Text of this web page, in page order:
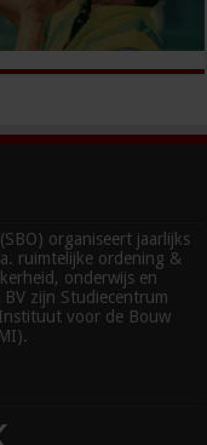
organiseert jaarlijks
ruimtelijke ordening &
onderwijs en
zijn Studiecentrum
voor de Bouw